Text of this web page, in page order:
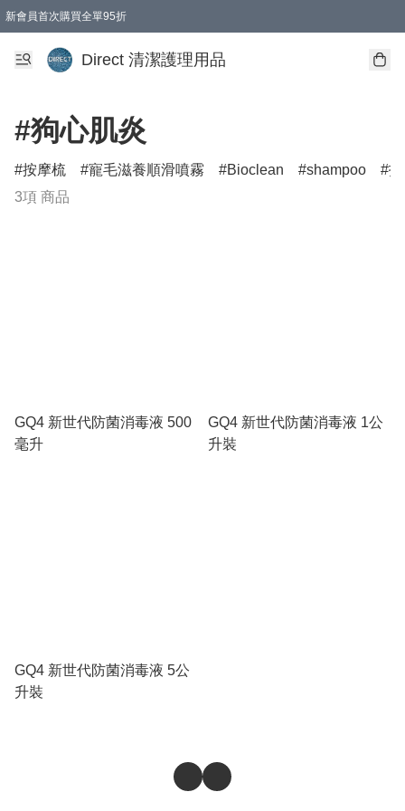
新會員首次購買全單95折
Direct 清潔護理用品
#狗心肌炎
按摩梳 寵毛滋養順滑噴霧 Bioclean shampoo
3項 商品
GQ4 新世代防菌消毒液 500
毫升
GQ4 新世代防菌消毒液 1公
升裝
GQ4 新世代防菌消毒液 5公
升裝